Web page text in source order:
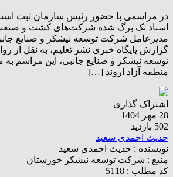
در مراسمی با حضور رئیس سازمان ثبت
اسناد تک برگ شده شرکت‌های کشت و
مدیرعامل شرکت توسعه نیشکر و صنایع
گزارش پایگاه خبری نشر تعلیم، به نقل
توسعه نیشکر و صنایع جانبی، این مراسم به
منطقه آزاد اروند […]
اشتراک گذاری
28 مهر 1404
502 بازدید
حدیث احمدی سعید
نویسنده : حدیث احمدی سعید
منبع : شرکت توسعه نیشکر خوزستان
کد مطلب : 5118